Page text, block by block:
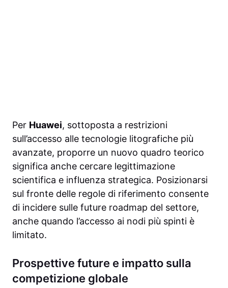
Per Huawei, sottoposta a restrizioni
sull’accesso alle tecnologie litografiche più
avanzate, proporre un nuovo quadro teorico
significa anche cercare legittimazione
scientifica e influenza strategica. Posizionarsi
sul fronte delle regole di riferimento consente
di incidere sulle future roadmap del settore,
anche quando l’accesso ai nodi più spinti è
limitato.
Prospettive future e impatto sulla
competizione globale